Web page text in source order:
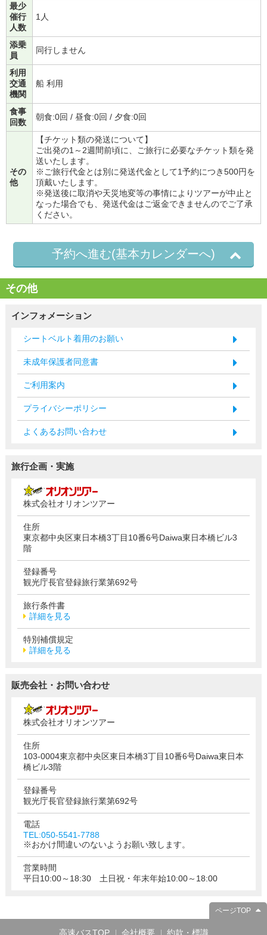
最少
催行
人数
1人
添乗
員
同行しません
利用
交通
機関
船 利用
食事
回数
朝食:0回 / 昼食:0回 / 夕食:0回
その
他
【チケット類の発送について】
ご出発の1～2週間前頃に、ご旅行に必要なチケット類を発
送いたします。
※ご旅行代金とは別に発送代金として1予約につき500円を
頂戴いたします。
※発送後に取消や天災地変等の事情によりツアーが中止と
なった場合でも、発送代金はご返金できませんのでご了承
ください。
予約へ進む(基本カレンダーへ)
その他
インフォメーション
シートベルト着用のお願い
未成年保護者同意書
ご利用案内
プライバシーポリシー
よくあるお問い合わせ
旅行企画・実施
株式会社オリオンツアー
住所
東京都中央区東日本橋3丁目10番6号Daiwa東日本橋ビル3
階
登録番号
観光庁長官登録旅行業第692号
旅行条件書
詳細を見る
特別補償規定
詳細を見る
販売会社・お問い合わせ
株式会社オリオンツアー
住所
103-0004東京都中央区東日本橋3丁目10番6号Daiwa東日本
橋ビル3階
登録番号
観光庁長官登録旅行業第692号
電話
TEL:050-5541-7788
※おかけ間違いのないようお願い致します。
営業時間
平日10:00～18:30 土日祝・年末年始10:00～18:00
ページTOP
高速バスTOP 会社概要 約款・標識